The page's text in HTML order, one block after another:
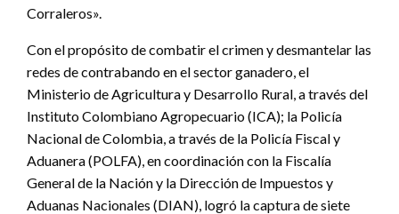
Corraleros».
Con el propósito de combatir el crimen y desmantelar las
redes de contrabando en el sector ganadero, el
Ministerio de Agricultura y Desarrollo Rural, a través del
Instituto Colombiano Agropecuario (ICA); la Policía
Nacional de Colombia, a través de la Policía Fiscal y
Aduanera (POLFA), en coordinación con la Fiscalía
General de la Nación y la Dirección de Impuestos y
Aduanas Nacionales (DIAN), logró la captura de siete